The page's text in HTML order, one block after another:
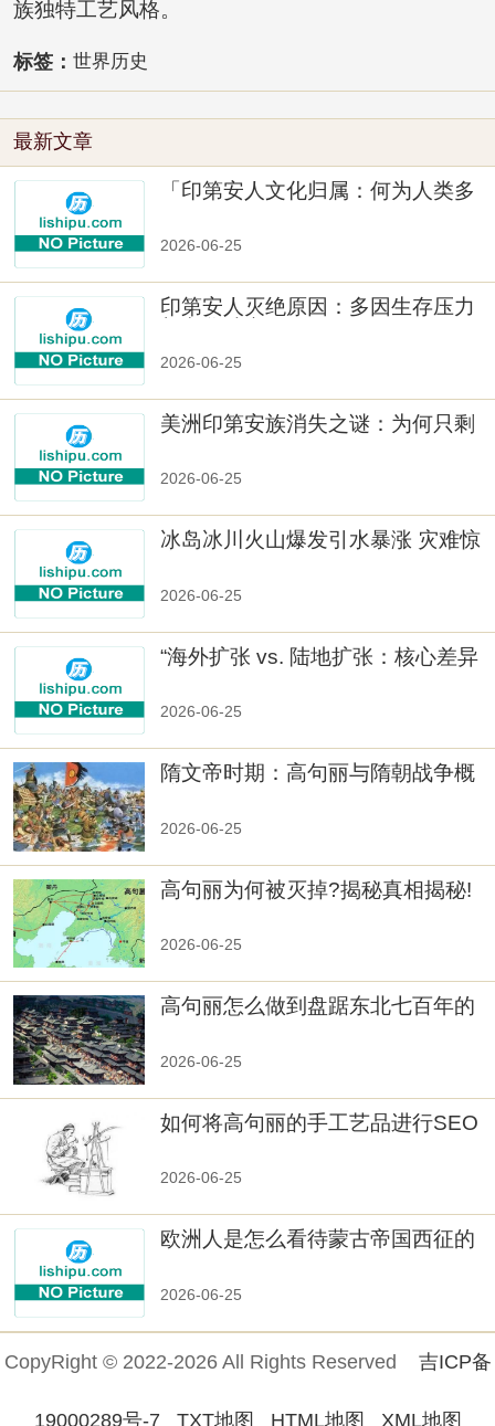
族独特工艺风格。
标签： 世界历史
最新文章
「印第安人文化归属：何为人类多
2026-06-25
印第安人灭绝原因：多因生存压力
2026-06-25
美洲印第安族消失之谜：为何只剩
2026-06-25
冰岛冰川火山爆发引水暴涨 灾难惊
2026-06-25
“海外扩张 vs. 陆地扩张：核心差异
2026-06-25
隋文帝时期：高句丽与隋朝战争概
2026-06-25
高句丽为何被灭掉?揭秘真相揭秘!
2026-06-25
高句丽怎么做到盘踞东北七百年的
2026-06-25
如何将高句丽的手工艺品进行SEO
2026-06-25
欧洲人是怎么看待蒙古帝国西征的
2026-06-25
CopyRight © 2022-2026 All Rights Reserved 吉ICP备
19000289号-7 TXT地图 HTML地图 XML地图